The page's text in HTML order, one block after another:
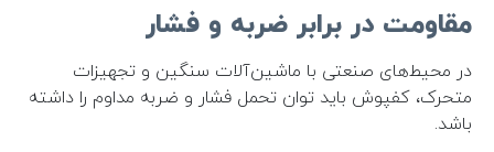
مقاومت در برابر ضربه و فشار
در محیط‌های صنعتی با ماشین‌آلات سنگین و تجهیزات
متحرک، کفپوش باید توان تحمل فشار و ضربه مداوم را داشته
باشد.